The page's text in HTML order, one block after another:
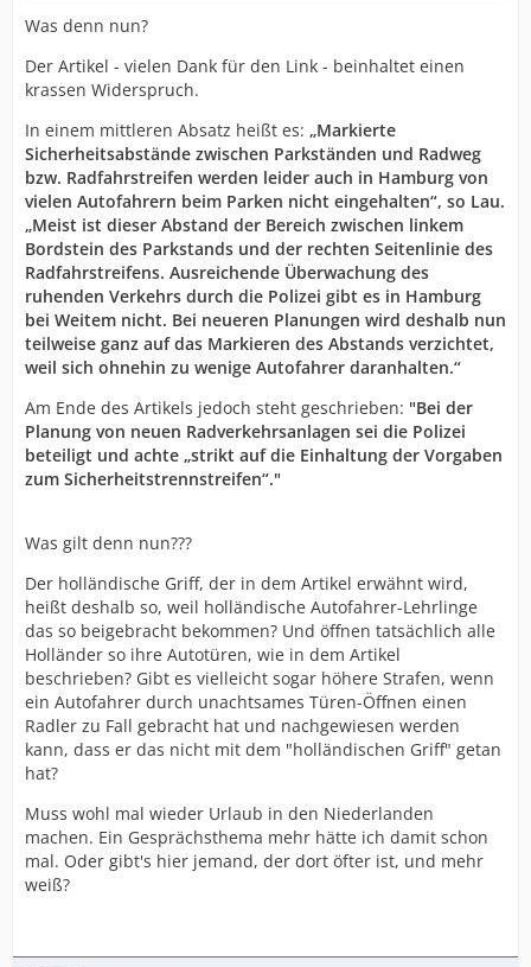
Was denn nun?
Der Artikel - vielen Dank für den Link - beinhaltet einen
krassen Widerspruch.
In einem mittleren Absatz heißt es: „Markierte
Sicherheitsabstände zwischen Parkständen und Radweg
bzw. Radfahrstreifen werden leider auch in Hamburg von
vielen Autofahrern beim Parken nicht eingehalten“, so Lau.
„Meist ist dieser Abstand der Bereich zwischen linkem
Bordstein des Parkstands und der rechten Seitenlinie des
Radfahrstreifens. Ausreichende Überwachung des
ruhenden Verkehrs durch die Polizei gibt es in Hamburg
bei Weitem nicht. Bei neueren Planungen wird deshalb nun
teilweise ganz auf das Markieren des Abstands verzichtet,
weil sich ohnehin zu wenige Autofahrer daranhalten.“
Am Ende des Artikels jedoch steht geschrieben: "Bei der
Planung von neuen Radverkehrsanlagen sei die Polizei
beteiligt und achte „strikt auf die Einhaltung der Vorgaben
zum Sicherheitstrennstreifen“."
Was gilt denn nun???
Der holländische Griff, der in dem Artikel erwähnt wird,
heißt deshalb so, weil holländische Autofahrer-Lehrlinge
das so beigebracht bekommen? Und öffnen tatsächlich alle
Holländer so ihre Autotüren, wie in dem Artikel
beschrieben? Gibt es vielleicht sogar höhere Strafen, wenn
ein Autofahrer durch unachtsames Türen-Öffnen einen
Radler zu Fall gebracht hat und nachgewiesen werden
kann, dass er das nicht mit dem "holländischen Griff" getan
hat?
Muss wohl mal wieder Urlaub in den Niederlanden
machen. Ein Gesprächsthema mehr hätte ich damit schon
mal. Oder gibt's hier jemand, der dort öfter ist, und mehr
weiß?